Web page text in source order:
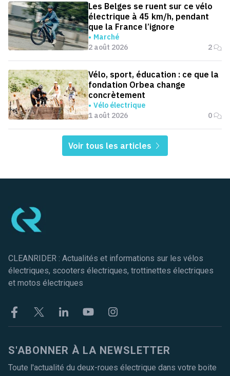
Les Belges se ruent sur ce vélo
électrique à 45 km/h, pendant
que la France l’ignore
Marché
2 août 2026
2
Vélo, sport, éducation : ce que la
fondation Orbea change
concrètement
Vélo électrique
1 août 2026
0
Voir tous les articles
CLEANRIDER : Actualités et informations sur les vélos
électriques, scooters électriques, trottinettes électriques
et motos électriques
FacebookTwitter LinkekinYoutubeInstagram
S'ABONNER À LA NEWSLETTER
Toute l'actualité du deux-roues électrique dans votre boite